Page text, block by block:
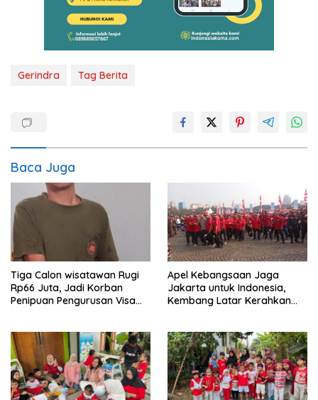
Gerindra Tag Berita
Baca Juga
Tiga Calon wisatawan Rugi
Rp66 Juta, Jadi Korban
Penipuan Pengurusan Visa
Apel Kebangsaan Jaga
Jakarta untuk Indonesia,
Kembang Latar Kerahkan